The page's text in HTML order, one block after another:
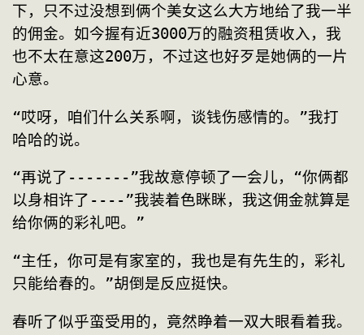
下，只不过没想到俩个美女这么大方地给了我一半
的佣金。如今握有近3000万的融资租赁收入，我
也不太在意这200万，不过这也好歹是她俩的一片
心意。
“哎呀，咱们什么关系啊，谈钱伤感情的。”我打
哈哈的说。
“再说了-------”我故意停顿了一会儿，“你俩都
以身相许了----”我装着色眯眯，我这佣金就算是
给你俩的彩礼吧。”
“主任，你可是有家室的，我也是有先生的，彩礼
只能给春的。”胡倒是反应挺快。
春听了似乎蛮受用的，竟然睁着一双大眼看着我。